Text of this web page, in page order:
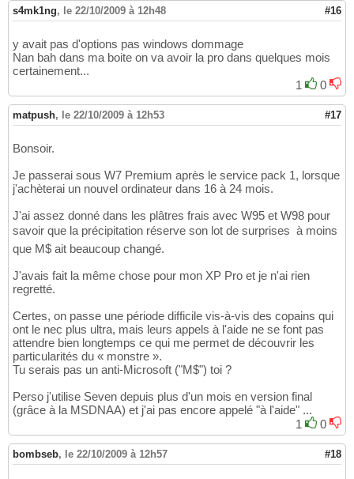
s4mk1ng, le 22/10/2009 à 12h48 #16
y avait pas d'options pas windows dommage
Nan bah dans ma boite on va avoir la pro dans quelques mois
certainement...
1
0
matpush, le 22/10/2009 à 12h53 #17
Bonsoir.
Je passerai sous W7 Premium après le service pack 1, lorsque
j'achèterai un nouvel ordinateur dans 16 à 24 mois.
J'ai assez donné dans les plâtres frais avec W95 et W98 pour
savoir que la précipitation réserve son lot de surprises  à moins
que M$ ait beaucoup changé.
J'avais fait la même chose pour mon XP Pro et je n'ai rien
regretté.
Certes, on passe une période difficile vis-à-vis des copains qui
ont le nec plus ultra, mais leurs appels à l'aide ne se font pas
attendre bien longtemps ce qui me permet de découvrir les
particularités du « monstre ».
Tu serais pas un anti-Microsoft ("M$") toi ?
Perso j'utilise Seven depuis plus d'un mois en version final
(grâce à la MSDNAA) et j'ai pas encore appelé "à l'aide" ...
1
0
bombseb, le 22/10/2009 à 12h57 #18